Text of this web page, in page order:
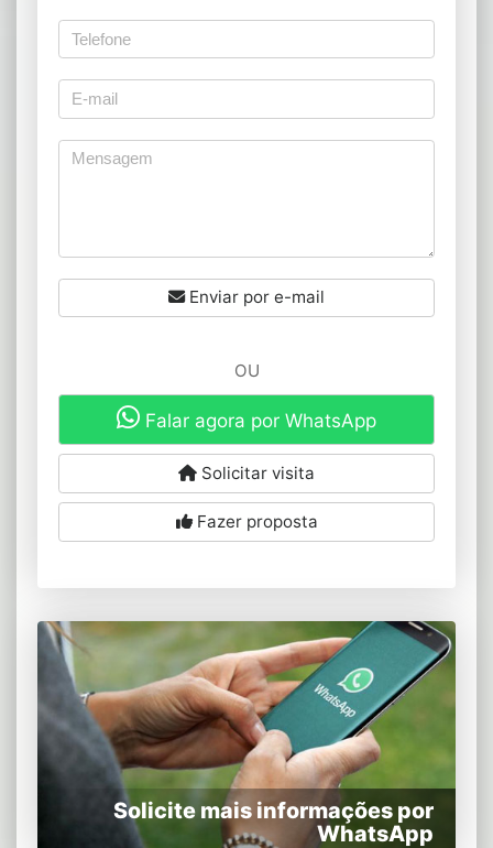
Enviar por e-mail
OU
Falar agora por WhatsApp
Solicitar visita
Fazer proposta
Solicite mais informações por
WhatsApp